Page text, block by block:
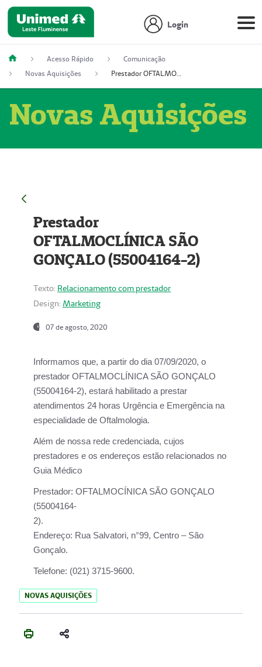
Login
Acesso Rápido
Comunicação
Novas Aquisições
Prestador OFTALMOCLÍNICA SÃO GONÇALO (55004164-2)
Novas Aquisições
Prestador
OFTALMOCLÍNICA SÃO
GONÇALO (55004164-2)
Texto: Relacionamento com prestador
Design: Marketing
07 de agosto, 2020
Informamos que, a partir do dia07/09/2020, o
prestador OFTALMOCLÍNICA SÃO GONÇALO
(55004164-2), estará habilitado a prestar
atendimentos 24 horas Urgência e Emergência na
especialidade de Oftalmologia.
Além de nossa rede credenciada, cujos
prestadores e os endereços estão relacionados no
Guia Médico
Prestador: OFTALMOCÍNICA SÃO GONÇALO
(55004164-
2).
Endereço: Rua Salvatori, n°99, Centro – São
Gonçalo.
Telefone: (021) 3715-9600.
NOVAS AQUISIÇÕES